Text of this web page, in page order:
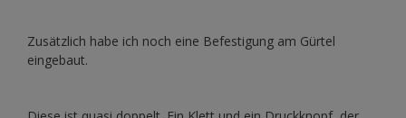
Zusätzlich habe ich noch eine Befestigung am Gürtel
eingebaut.